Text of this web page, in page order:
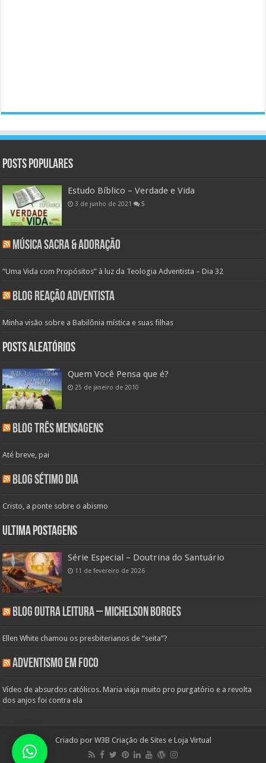
Posts populares
Estudo Bíblico – Verdade e Vida
3 de junho de 2021 5
Música Sacra & Adoração
“Uma Vida com Propósitos” à luz da Teologia Adventista – Dia 32
Blog Reação Adventista
Minha visão sobre a Babilônia mística e suas filhas
Posts aleatórios
Quem Você Pensa que é?
25 de janeiro de 2010
Blog Três Mensagens
Até breve, pai
Blog Sétimo Dia
Cristo, a ponte sobre o abismo
Ultima Postagens
Série Especial – Doutrina do Santuário
11 de fevereiro de 2026
Blog Outra Leitura – Michelson Borges
Ellen White chamou os presbiterianos de “seita”?
Adventismo em Foco
Vídeo de absurdos católicos. Maria viaja muito pro purgatório e a revolta
dos anjos foi contra ela
Criado por W3B Criação de Sites e Loja Virtual